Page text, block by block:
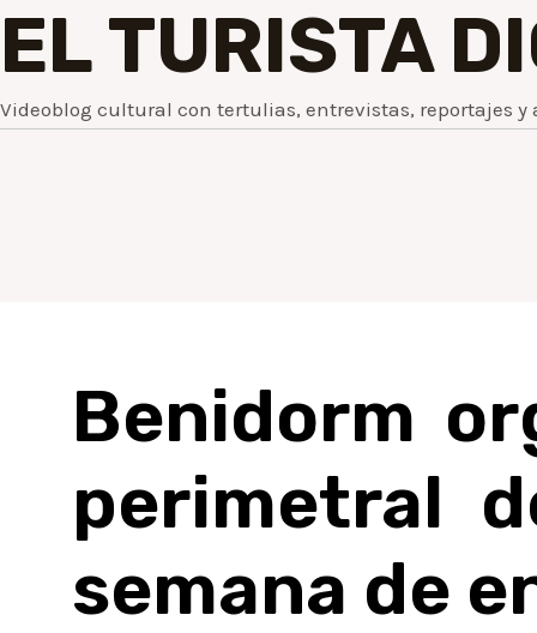
EL TURISTA
Videoblog cultural con tertulias, entrevistas, reportajes y
Benidorm
perimetral
semana de